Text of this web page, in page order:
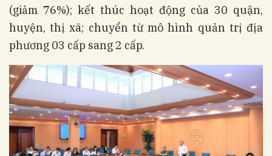
(giảm 76%); kết thúc hoạt động của 30 quận,
huyện, thị xã; chuyển từ mô hình quản trị địa
phương 03 cấp sang 2 cấp.